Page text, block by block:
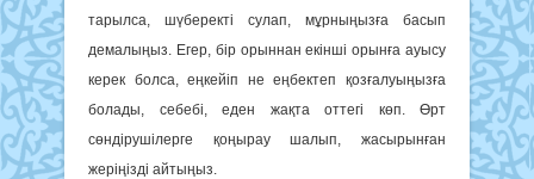
тарылса, шүберекті сулап, мұрныңызға басып
демалыңыз. Егер, бір орыннан екінші орынға ауысу
керек болса, еңкейіп не еңбектеп қозғалуыңызға
болады, себебі, еден жақта оттегі көп. Өрт
сөндірушілерге қоңырау шалып, жасырынған
жеріңізді айтыңыз.